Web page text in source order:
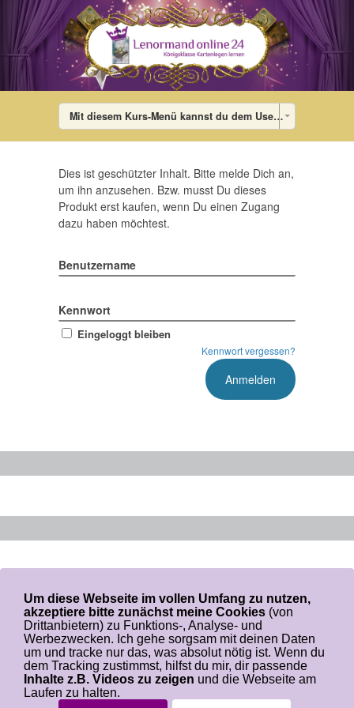
Mit diesem Kurs-Menü kannst du dem User die Lektionen des Kurses in jedem Theme anzeigen. Im Theme wird das Menü dann mit den Links auf die einzelnen Lektionen gefüllt. Falls der User gerade in keinem Kurs ist, wird ein Standard-Menü angezeigt, das du im WordPress-Admin-Bereich unter Design – Menü (Menü bearbeiten: „DigiMember-Kurs-Menü“) bearbeiten kannst. Dort kannst du auch diesen Dummy-Menü-Eintrag löschen.
Dies ist geschützter Inhalt. Bitte melde Dich an,
um ihn anzusehen. Bzw. musst Du dieses
Produkt erst kaufen, wenn Du einen Zugang
dazu haben möchtest.
Benutzername
Kennwort
Eingeloggt bleiben
Kennwort vergessen?
Login-Seite
Wer ist Angelina
Impressum
Um diese Webseite im vollen Umfang zu nutzen,
akzeptiere bitte zunächst meine Cookies (von
Drittanbietern) zu Funktions-, Analyse- und
Werbezwecken. Ich gehe sorgsam mit deinen Daten
um und tracke nur das, was absolut nötig ist. Wenn du
dem Tracking zustimmst, hilfst du mir, dir passende
Inhalte z.B. Videos zu zeigen und die Webseite am
Laufen zu halten.